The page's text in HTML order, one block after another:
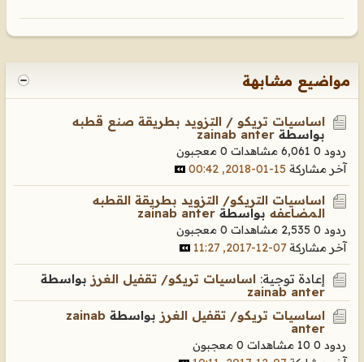
مواضيع مشابهة
اساسيات تريكو / التزويد بطريقة صنع قطبه
بواسطة zainab anter
ردود 0 6,061 مشاهدات
0 معجبون
آخر مشاركة 15-01-2018, 00:42
اساسيات التريكو/ التزويد بطريقة القطبه
المضاعفه بواسطة zainab anter
ردود 0 2,535 مشاهدات
0 معجبون
آخر مشاركة 07-12-2017, 11:27
إعادة توجية: اساسيات تريكو/ تقفيل الغرز بواسطة
zainab anter
اساسيات تريكو/ تقفيل الغرز بواسطة zainab
anter
ردود 0 10 مشاهدات
0 معجبون